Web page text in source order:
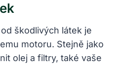
škodlivých látek je
motoru. Stejně jako
olej a filtry, také vaše